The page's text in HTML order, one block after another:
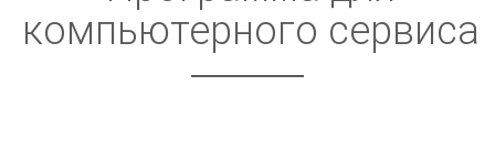
компьютерного сервиса